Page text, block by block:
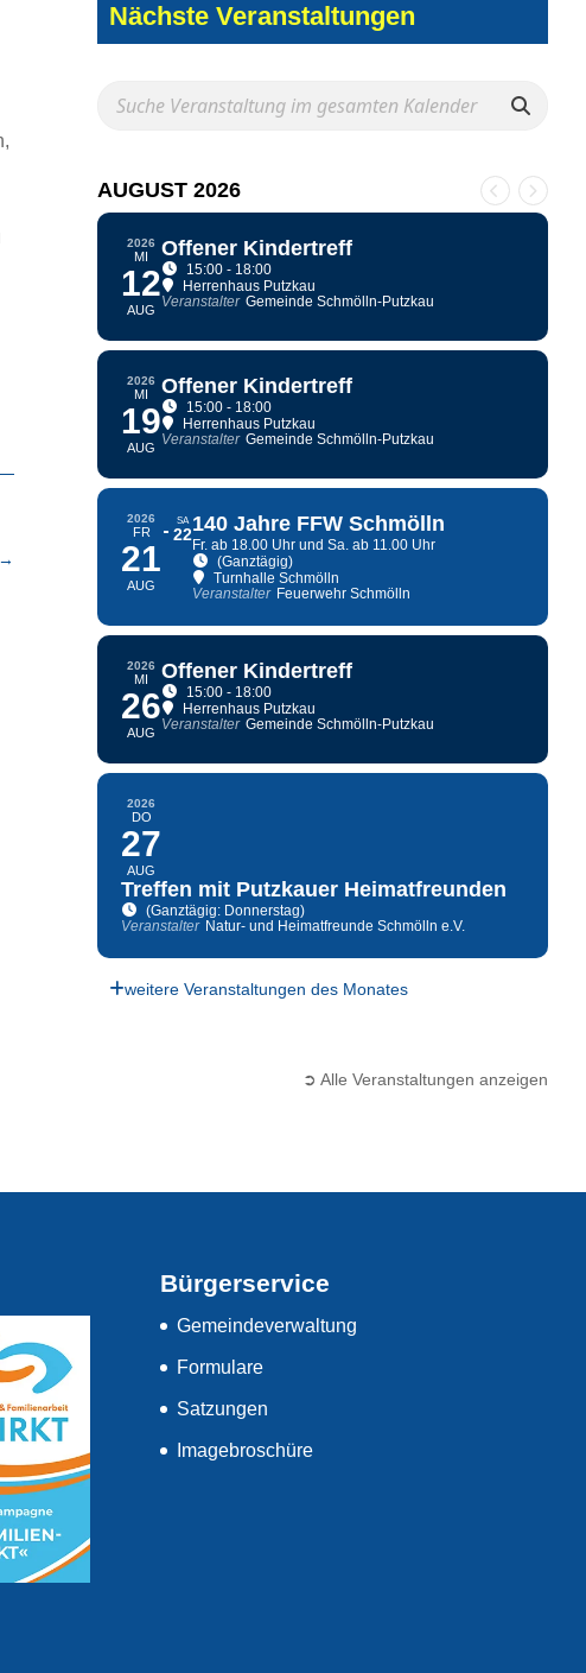
Nächste Veranstaltungen
AUGUST 2026
2026
MI
12
AUG
Offener Kindertreff
15:00 - 18:00
Herrenhaus Putzkau
Veranstalter Gemeinde Schmölln-Putzkau
2026
MI
19
AUG
Offener Kindertreff
15:00 - 18:00
Herrenhaus Putzkau
Veranstalter Gemeinde Schmölln-Putzkau
2026
FR
21
AUG
SA
22140 Jahre FFW Schmölln
Fr. ab 18.00 Uhr und Sa. ab 11.00 Uhr
(Ganztägig)
Turnhalle Schmölln
Veranstalter Feuerwehr Schmölln
2026
MI
26
AUG
Offener Kindertreff
15:00 - 18:00
Herrenhaus Putzkau
Veranstalter Gemeinde Schmölln-Putzkau
2026
DO
27
AUG
Treffen mit Putzkauer Heimatfreunden
(Ganztägig: Donnerstag)
Veranstalter Natur- und Heimatfreunde Schmölln e.V.
weitere Veranstaltungen des Monates
➲ Alle Veranstaltungen anzeigen
Bürgerservice
Gemeindeverwaltung
Formulare
Satzungen
Imagebroschüre